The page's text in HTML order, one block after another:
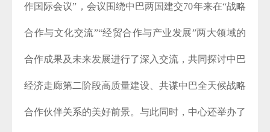
作国际会议”，会议围绕中巴两国建交70年来在“战略
合作与文化交流”“经贸合作与产业发展”两大领域的
合作成果及未来发展进行了深入交流，共同探讨中巴
经济走廊第二阶段高质量建设、共谋中巴全天候战略
合作伙伴关系的美好前景。与此同时，中心还举办了